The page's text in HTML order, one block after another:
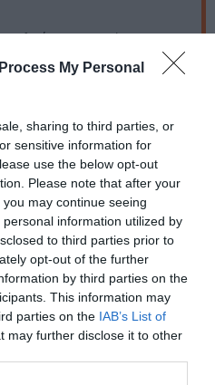
My Personal
sharing to third parties, or
sensitive information for
use the below opt-out
Please note that after your
may continue seeing
information utilized by
to third parties prior to
opt-out of the further
by third parties on the
This information may
parties on the IAB’s List of
may further disclose it to other
να χτυπήσετε το
στοGoogle Newsκαι
για την Τέχνη και τον